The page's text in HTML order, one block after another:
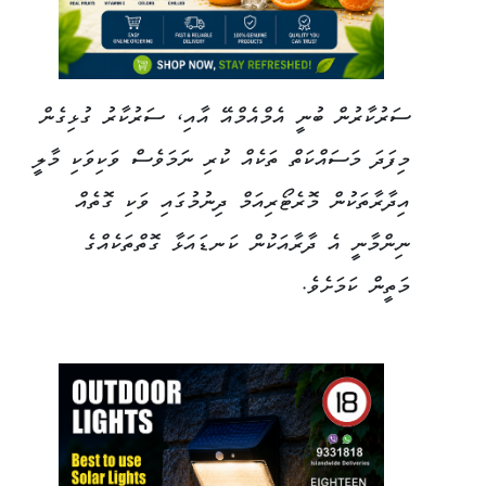
ސަރުކާރުން ބުނީ އެމްއެމްއޭ އާއި، ސަރުކާރު ގުޅިގެން
މިފަދަ މަސައްކަތް ތަކެއް ކުރި ނަމަވެސް ވަކިވަކި މާލީ
އިދާރާތަކުން މޮރެޓޯރިއަމް ދިނުމުގައި ވަކި ގޮތެއް
ނިންމާނީ އެ ދާރާއަކުން ކަނޑައަޅާ ގޮތްތަކެއްގެ
މަތީން ކަމަށެވެ.